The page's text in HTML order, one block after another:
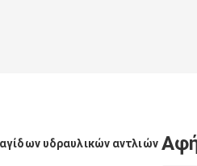
υδραυλικών αντλιών